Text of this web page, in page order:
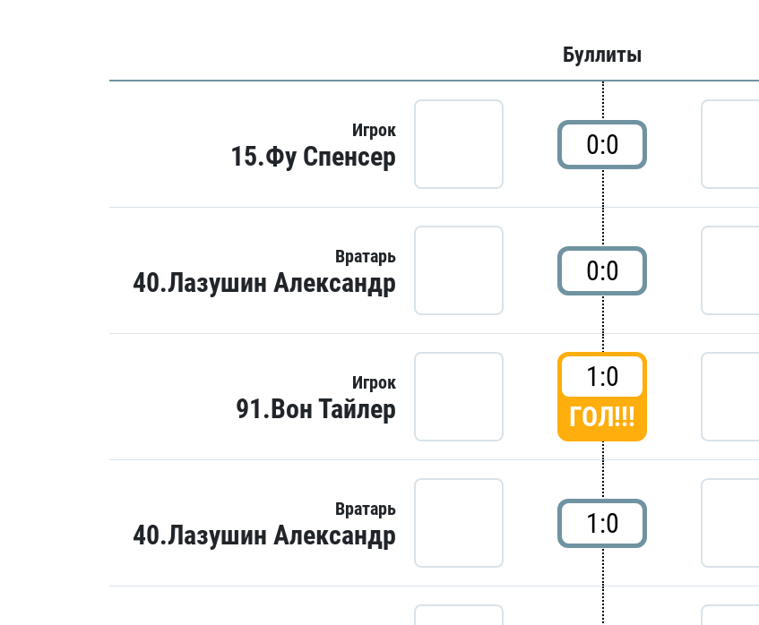
Буллиты
Игрок
15.Фу Спенсер 0:0
Вратарь
40.Лазушин Александр 0:0
Игрок
91.Вон Тайлер
1:0
ГОЛ!!!
Вратарь
40.Лазушин Александр 1:0